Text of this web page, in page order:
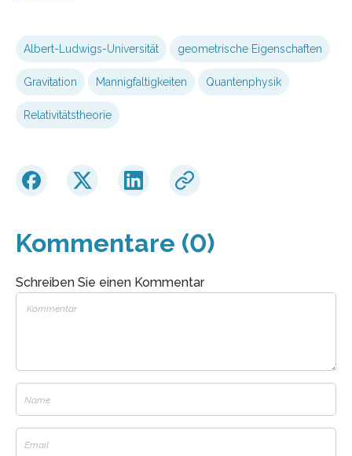
Albert-Ludwigs-Universität geometrische Eigenschaften
Gravitation Mannigfaltigkeiten Quantenphysik
Relativitätstheorie
Kommentare (0)
Schreiben Sie einen Kommentar